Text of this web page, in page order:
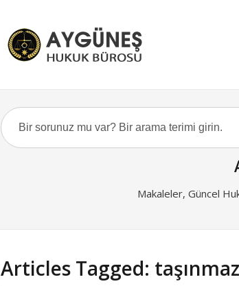
Makaleler, Güncel
Articles Tagged: